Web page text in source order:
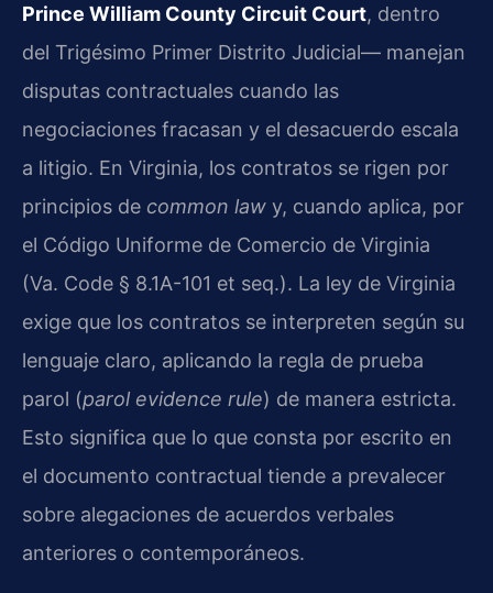
Prince William County Circuit Court, dentro
del Trigésimo Primer Distrito Judicial— manejan
disputas contractuales cuando las
negociaciones fracasan y el desacuerdo escala
a litigio. En Virginia, los contratos se rigen por
principios de common law y, cuando aplica, por
el Código Uniforme de Comercio de Virginia
(Va. Code § 8.1A-101 et seq.). La ley de Virginia
exige que los contratos se interpreten según su
lenguaje claro, aplicando la regla de prueba
parol (parol evidence rule) de manera estricta.
Esto significa que lo que consta por escrito en
el documento contractual tiende a prevalecer
sobre alegaciones de acuerdos verbales
anteriores o contemporáneos.